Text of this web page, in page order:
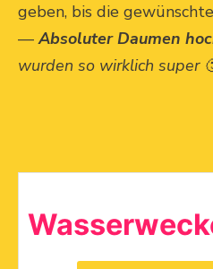
geben, bis die
—Absoluter Daumen
wurden so wirklich super